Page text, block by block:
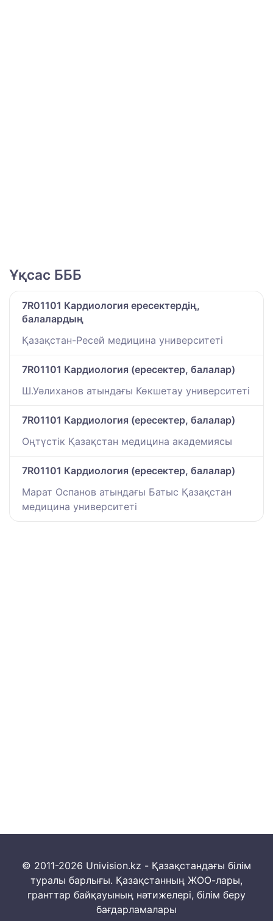
Ұқсас БББ
7R01101 Кардиология ересектердің,
балалардың
Қазақстан-Ресей медицина университеті
7R01101 Кардиология (ересектер, балалар)
Ш.Уәлиханов атындағы Көкшетау университетi
7R01101 Кардиология (ересектер, балалар)
Оңтүстік Қазақстан медицина академиясы
7R01101 Кардиология (ересектер, балалар)
Марат Оспанов атындағы Батыс Қазақстан
медицина университеті
© 2011-2026 Univision.kz - Қазақстандағы білім
туралы барлығы. Қазақстанның ЖОО-лары,
гранттар байқауының нәтижелері, білім беру
бағдарламалары